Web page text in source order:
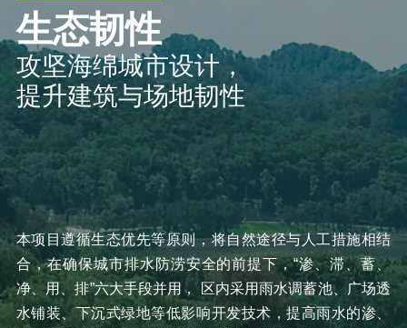
生态韧性
攻坚海绵城市设计，
提升建筑与场地韧性
本项目遵循生态优先等原则，将自然途径与人工措施相结
合，在确保城市排水防涝安全的前提下，“渗、滞、蓄、
净、用、排”六大手段并用， 区内采用雨水调蓄池、广场透
水铺装、下沉式绿地等低影响开发技术，提高雨水的渗、